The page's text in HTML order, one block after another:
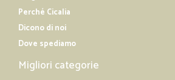
Perché Cicalia
Dicono di noi
Dove spediamo
Migliori categorie